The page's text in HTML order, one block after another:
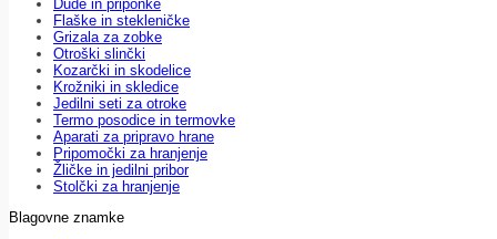
Dude in priponke
Flaške in stekleničke
Grizala za zobke
Otroški slinčki
Kozarčki in skodelice
Krožniki in skledice
Jedilni seti za otroke
Termo posodice in termovke
Aparati za pripravo hrane
Pripomočki za hranjenje
Žličke in jedilni pribor
Stolčki za hranjenje
Blagovne znamke